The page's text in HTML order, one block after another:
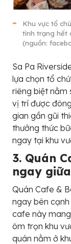
Khu vực tổ
tình trạng hết
(nguồn:
Sa Pa
lựa chọn tổ
riêng biệt nằm
vị trí được
gian gần gũi
thưởng thức
ngay tại khu
3. Quán
ngay
Quán Cafe &
ngay bên
cafe này
ôm trọn khu
quán nằm ở